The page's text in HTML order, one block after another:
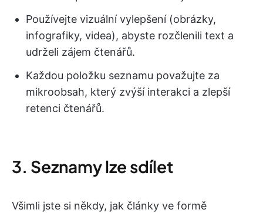
Používejte vizuální vylepšení (obrázky,
infografiky, videa), abyste rozčlenili text a
udrželi zájem čtenářů.
Každou položku seznamu považujte za
mikroobsah, který zvýší interakci a zlepší
retenci čtenářů.
3. Seznamy lze sdílet
Všimli jste si někdy, jak články ve formě